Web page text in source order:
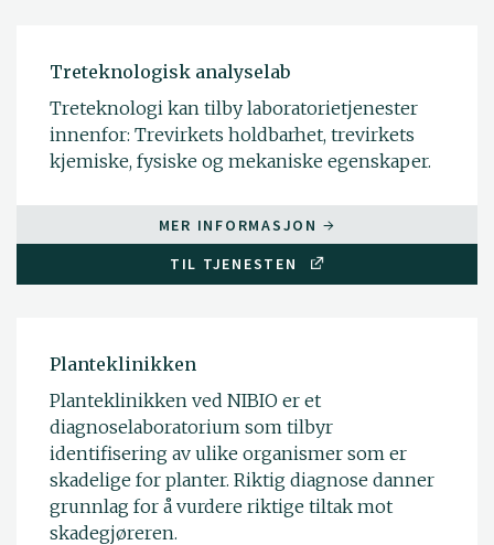
Treteknologisk analyselab
Treteknologi kan tilby laboratorietjenester
innenfor: Trevirkets holdbarhet, trevirkets
kjemiske, fysiske og mekaniske egenskaper.
MER INFORMASJON
TIL TJENESTEN
Planteklinikken
Planteklinikken ved NIBIO er et
diagnoselaboratorium som tilbyr
identifisering av ulike organismer som er
skadelige for planter. Riktig diagnose danner
grunnlag for å vurdere riktige tiltak mot
skadegjøreren.